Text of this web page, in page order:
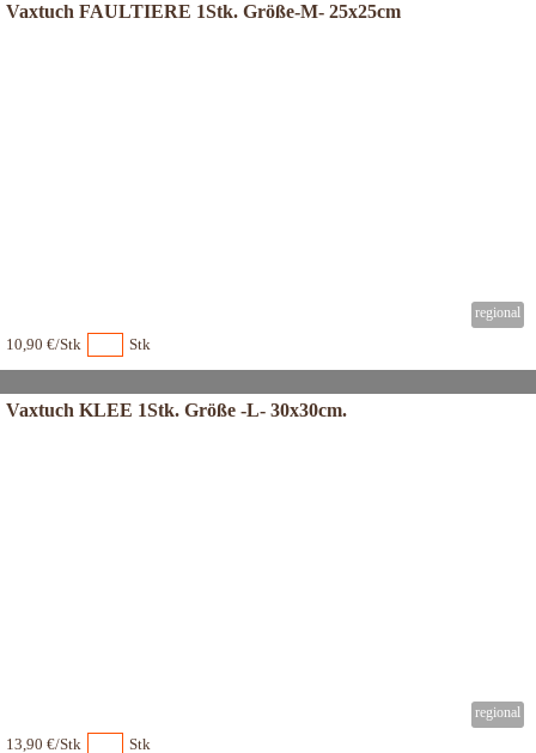
Vaxtuch FAULTIERE 1Stk. Größe-M- 25x25cm
10,90 €/Stk Stk
Vaxtuch KLEE 1Stk. Größe -L- 30x30cm.
13,90 €/Stk Stk